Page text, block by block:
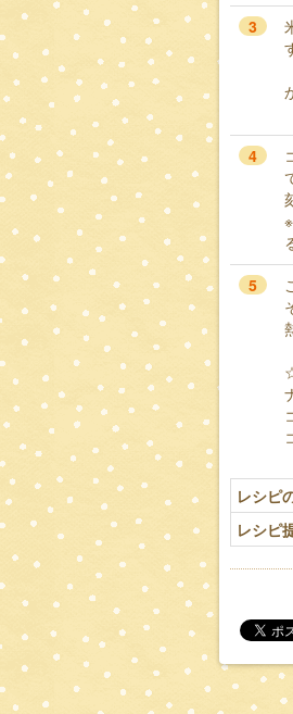
3
4
5
レシピ
レシピ